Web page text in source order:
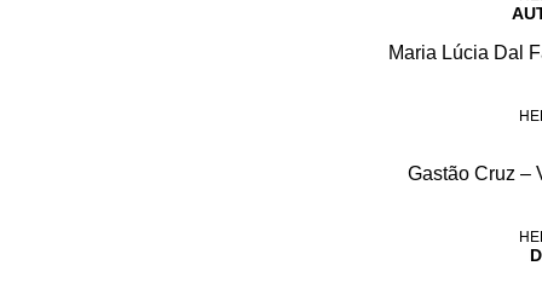
Maria Lúcia Dal
Gastão Cruz –